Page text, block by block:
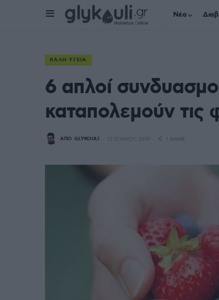
Νέα
ΚΑΛΉ ΥΓΕΊΑ
6 απλοί
καταπολεμούν τις
ΑΠΌ GLYKOULI 12 ΙΟΥΝΊΟΥ, 2019 1 SHARE